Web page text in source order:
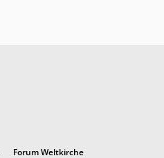
Forum Weltkirche